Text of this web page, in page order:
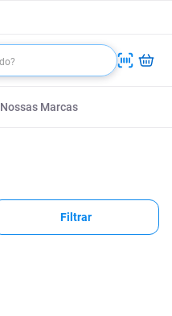
Nossas Marcas
Filtrar